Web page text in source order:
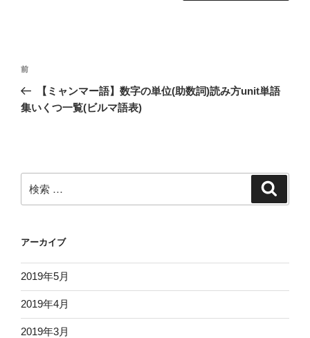
投
ナ
シ
ョ
過
去
の
前
【ミャンマー語】数字の単位(助数詞)読み方unit単語
集いくつ一覧(ビルマ語表)
索:
アーカイブ
2019年5月
2019年4月
2019年3月